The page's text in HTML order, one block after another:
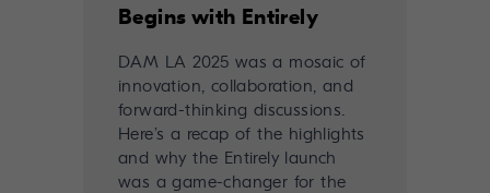
Begins with Entirely
DAM LA 2025 was a mosaic of
innovation, collaboration, and
forward-thinking discussions.
Here’s a recap of the highlights
and why the Entirely launch
was a game-changer for the